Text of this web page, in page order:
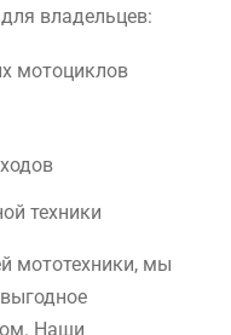
владельцев:
мотоциклов
техники
мототехники, мы
Наши